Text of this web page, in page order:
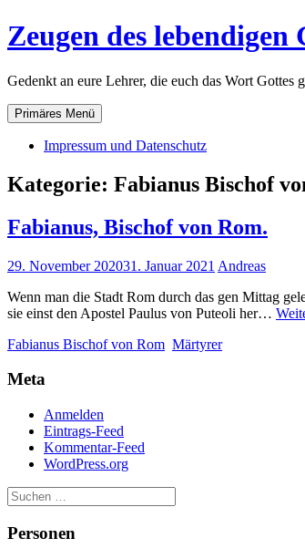
Zum
Inhalt
Zeugen des lebendigen
Gedenkt an eure Lehrer, die euch das Wort Gottes
Primäres Menü
Impressum und Datenschutz
Kategorie: Fabianus Bischof
Fabianus, Bischof von Rom.
29. November 202031. Januar 2021 Andreas
Wenn man die Stadt Rom durch das gen Mittag
sie einst den Apostel Paulus von Puteoli her…
Fabianus Bischof von Rom Märtyrer
Meta
Anmelden
Eintrags-Feed
Kommentar-Feed
WordPress.org
Personen
Diese